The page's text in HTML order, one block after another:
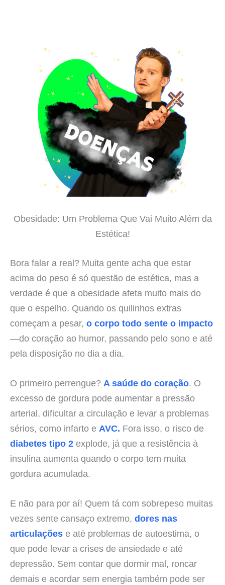
Obesidade: Um Problema Que Vai Muito Além da
Estética!
Bora falar a real? Muita gente acha que estar
acima do peso é só questão de estética, mas a
verdade é que a obesidade afeta muito mais do
que o espelho. Quando os quilinhos extras
começam a pesar, o corpo todo sente o impacto
—do coração ao humor, passando pelo sono e até
pela disposição no dia a dia.
O primeiro perrengue? A saúde do coração. O
excesso de gordura pode aumentar a pressão
arterial, dificultar a circulação e levar a problemas
sérios, como infarto e AVC. Fora isso, o risco de
diabetes tipo 2 explode, já que a resistência à
insulina aumenta quando o corpo tem muita
gordura acumulada.
E não para por aí! Quem tá com sobrepeso muitas
vezes sente cansaço extremo, dores nas
articulações e até problemas de autoestima, o
que pode levar a crises de ansiedade e até
depressão. Sem contar que dormir mal, roncar
demais e acordar sem energia também pode ser